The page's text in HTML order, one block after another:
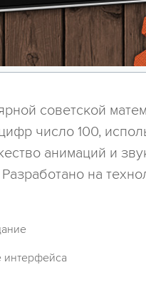
советской
число 100,
анимаций и
на
интерфейса